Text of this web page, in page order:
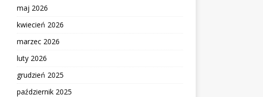
maj 2026
kwiecień 2026
marzec 2026
luty 2026
grudzień 2025
październik 2025